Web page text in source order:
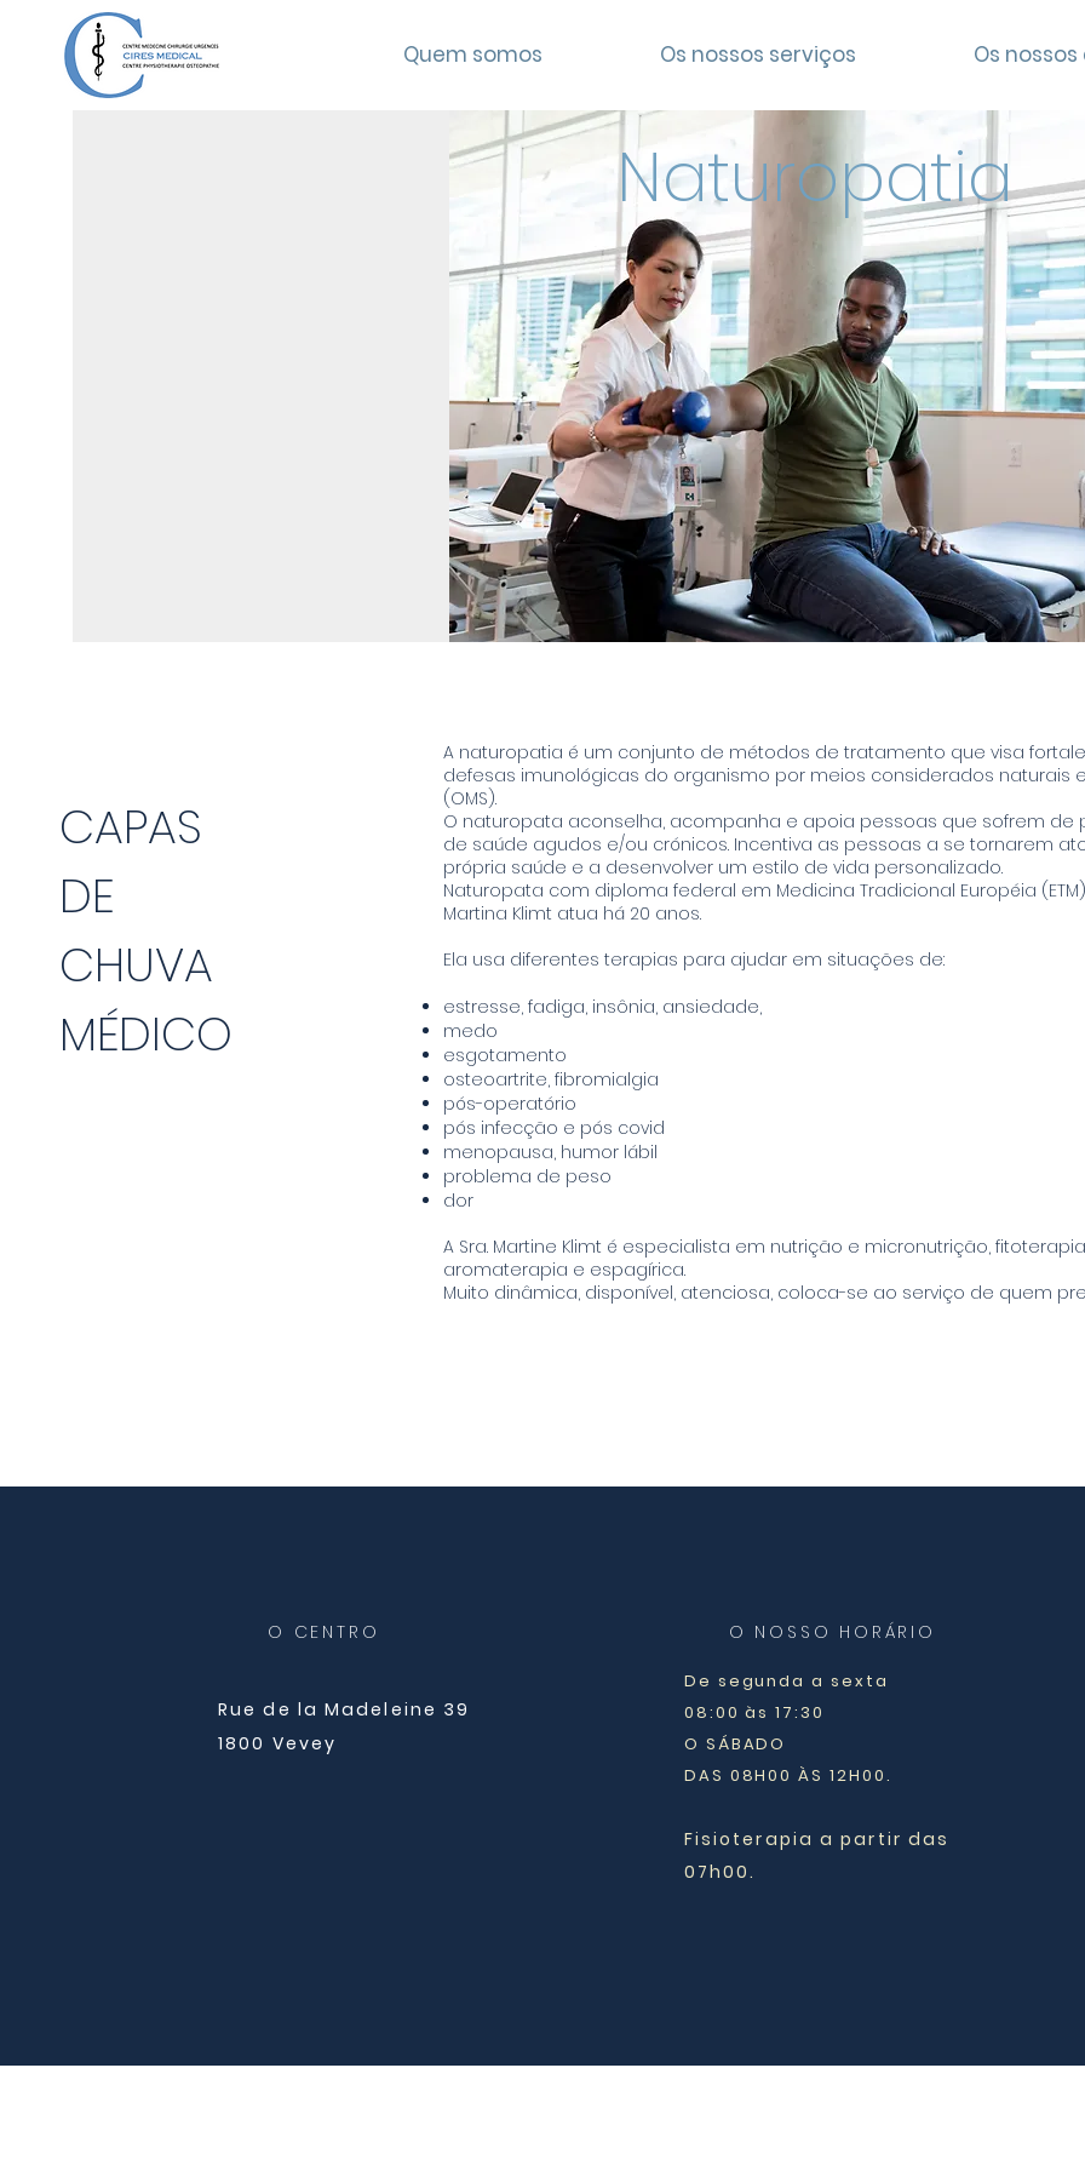
Quem somos Os nossos serviços Os
Naturopatia
CAPAS
DE
CHUVA
MÉDICO
A naturopatia é um conjunto de métodos de tratamento que visa
defesas imunológicas do organismo por meios considerados naturais
(OMS).
O naturopata aconselha, acompanha e apoia pessoas que sofrem de
de saúde agudos e/ou crónicos. Incentiva as pessoas a se tornarem
própria saúde e a desenvolver um estilo de vida personalizado.
Naturopata com diploma federal em Medicina Tradicional Européia
Martina Klimt atua há 20 anos.
Ela usa diferentes terapias para ajudar em situações de:
estresse, fadiga, insônia, ansiedade,
medo
esgotamento
osteoartrite, fibromialgia
pós-operatório
pós infecção e pós covid
menopausa, humor lábil
problema de peso
dor
A Sra. Martine Klimt é especialista em nutrição e micronutrição,
aromaterapia e espagírica.
Muito dinâmica, disponível, atenciosa, coloca-se ao serviço de quem
O CENTRO
Rue de la Madeleine 39
1800 Vevey
O NOSSO HORÁRIO
De segunda a sexta
08:00 às 17:30
O SÁBADO
DAS 08H00 ÀS 12H00.
Fisioterapia a partir das
07h00.